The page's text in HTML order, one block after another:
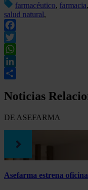
farmacéutico, farmacia,
salud natural,
Facebook
Twitter
WhatsApp
LinkedIn
Noticias
DE ASEFARMA
Asefarma estrena